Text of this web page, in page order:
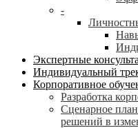
-
Экспертные
Индивидуальный
Корпоративное
Разработка
Сценарное
решений в